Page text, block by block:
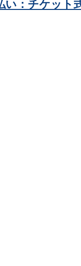
い：チケット